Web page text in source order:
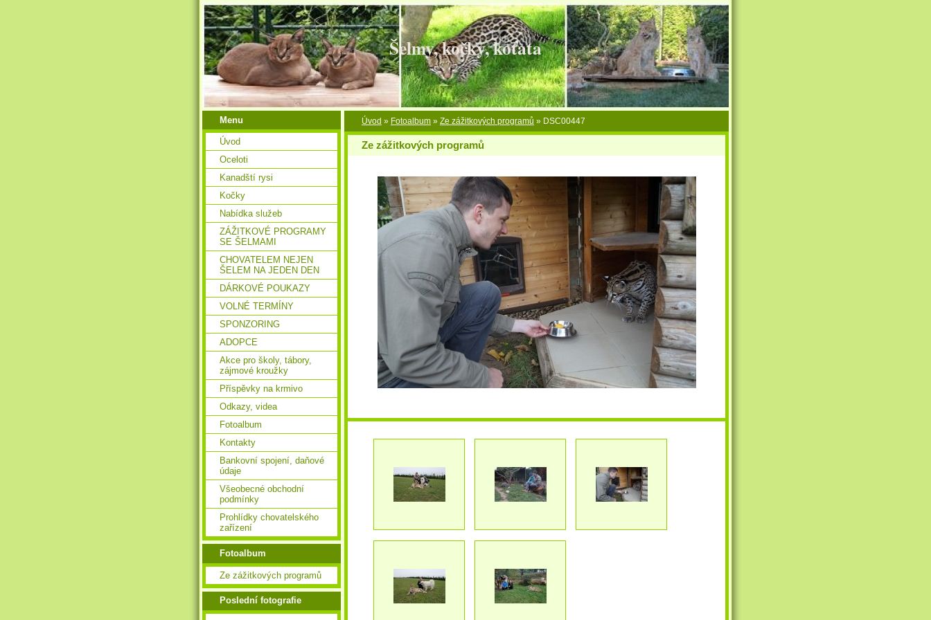
Šelmy, kočky, koťata
Úvod » Fotoalbum » Ze zážitkových programů » DSC00447
Ze zážitkových programů
Menu
Úvod
Oceloti
Kanadští rysi
Kočky
Nabídka služeb
ZÁŽITKOVÉ PROGRAMY
SE ŠELMAMI
CHOVATELEM NEJEN
ŠELEM NA JEDEN DEN
DÁRKOVÉ POUKAZY
VOLNÉ TERMÍNY
SPONZORING
ADOPCE
Akce pro školy, tábory,
zájmové kroužky
Příspěvky na krmivo
Odkazy, videa
Fotoalbum
Kontakty
Bankovní spojení, daňové
údaje
Všeobecné obchodní
podmínky
Prohlídky chovatelského
zařízení
Fotoalbum
Ze zážitkových programů
Poslední fotografie